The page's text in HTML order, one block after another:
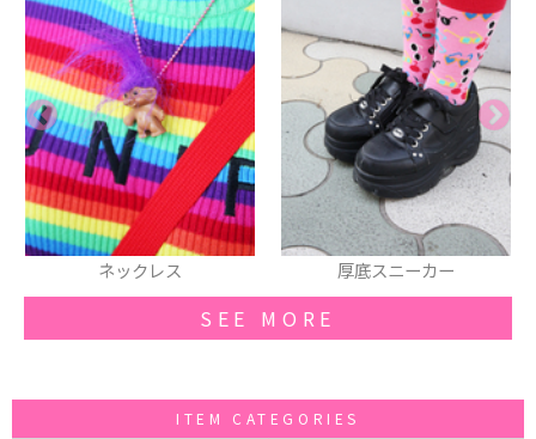
厚底スニーカー シャツ
SEE MORE
ITEM CATEGORIES